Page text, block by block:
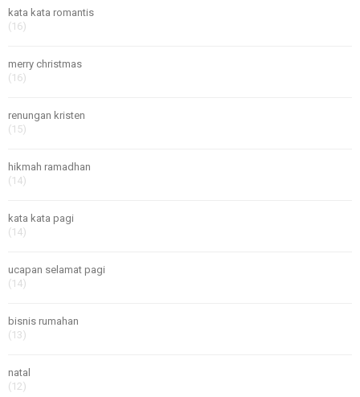
kata kata romantis
(16)
merry christmas
(16)
renungan kristen
(15)
hikmah ramadhan
(14)
kata kata pagi
(14)
ucapan selamat pagi
(14)
bisnis rumahan
(13)
natal
(12)